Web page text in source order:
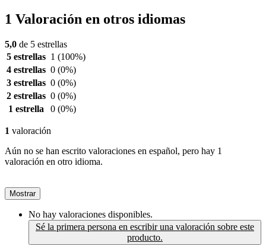
1 Valoración en otros idiomas
5,0 de 5 estrellas
5 estrellas 1 (100%)
4 estrellas 0 (0%)
3 estrellas 0 (0%)
2 estrellas 0 (0%)
1 estrella
0 (0%)
1 valoración
Aún no se han escrito valoraciones en español, pero hay 1
valoración en otro idioma.
Mostrar
No hay valoraciones disponibles.
Sé la primera persona en escribir una valoración sobre este
producto.